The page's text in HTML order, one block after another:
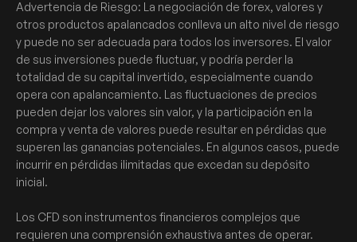
Advertencia de Riesgo: La negociación de forex, valores y
otros productos apalancados conlleva un alto nivel de riesgo
y puede no ser adecuada para todos los inversores. El valor
de sus inversiones puede fluctuar, y podría perder la
totalidad de su capital invertido, especialmente cuando
opera con apalancamiento. Las fluctuaciones de precios
pueden dejar los valores sin valor, y la participación en la
compra y venta de valores puede resultar en pérdidas que
superen las ganancias potenciales. En algunos casos, puede
incurrir en pérdidas ilimitadas que excedan su depósito
inicial.
Los CFD son instrumentos financieros complejos que
requieren una comprensión exhaustiva antes de operar.